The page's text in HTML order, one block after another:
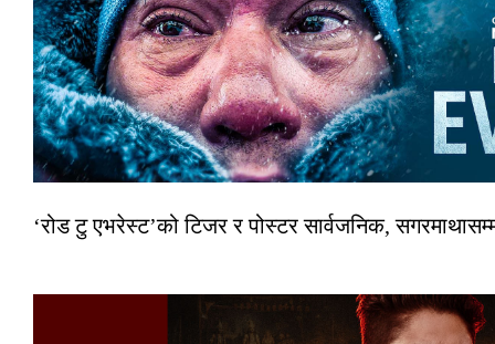
‘रोड टु एभरेस्ट’को टिजर र पोस्टर सार्वजनिक,